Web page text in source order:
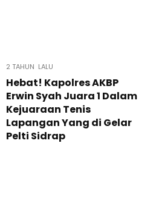
2 TAHUN LALU
Hebat! Kapolres AKBP
Erwin Syah Juara 1 Dalam
Kejuaraan Tenis
Lapangan Yang di Gelar
Pelti Sidrap